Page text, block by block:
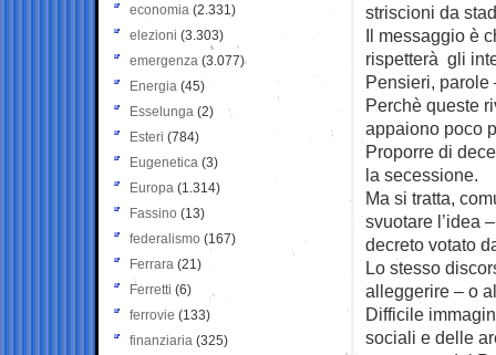
striscioni da
Il messaggio è
rispetterà gli
Pensieri, parole
Perchè queste
appaiono poco
Proporre di
la secessione.
Ma si tratta,
svuotare l’idea
decreto votato
Lo stesso
alleggerire – o
Difficile
sociali e delle
economia (2.331)
elezioni (3.303)
emergenza (3.077)
Energia (45)
Esselunga (2)
Esteri (784)
Eugenetica (3)
Europa (1.314)
Fassino (13)
federalismo (167)
Ferrara (21)
Ferretti (6)
ferrovie (133)
finanziaria (325)